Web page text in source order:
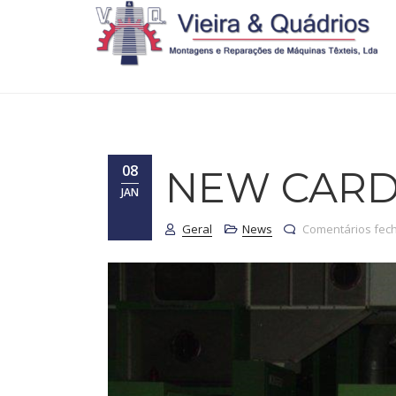
08
JAN NEW
Geral News Comentários